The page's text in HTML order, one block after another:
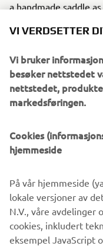
a handmade saddle
front and rear fenders
proper throaty growl
custom 2-in-1 SC
VI VERDSETTER
Vi bruker
besøker nettstedet
nettstedet,
markedsføringen.
Cookies
hjemmeside
På vår hjemmeside
lokale versjoner av
N.V., våre avdelinger
cookies, inkludert
eksempel JavaScript